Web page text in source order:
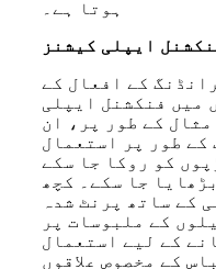
ہوتا ہے۔
ایپلی کیشنز
کے افعال کے
میں فنکشنل ایپلی
کے طور پر، ان
کے طور پر استعمال
کو روکا جا سکے
جا سکے۔ کچھ
کے ساتھ پرنٹ شدہ
کے ملبوسات پر
کے لیے استعمال
کے مخصوص علاقوں